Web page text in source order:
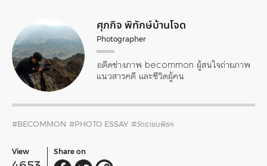
ศุภกิจ พิทักษ์บ้านโจด
Photographer
อดีตช่างภาพ becommon ผู้สนใจถ่ายภาพ
แนวสารคดี และชีวิตผู้คน
#BECOMMON #PHOTO ESSAY #วัดราชบพิธฯ
View Share on